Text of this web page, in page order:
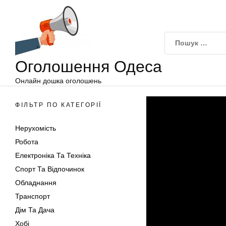
Оголошення Одеса
Онлайн дошка оголошень
ФІЛЬТР ПО КАТЕГОРІЇ
Нерухомість
Робота
Електроніка Та Техніка
Спорт Та Відпочинок
Обладнання
Транспорт
Дім Та Дача
Хобі